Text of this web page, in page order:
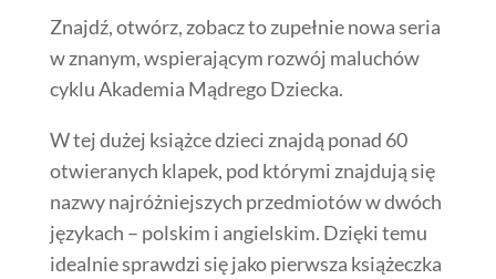
Znajdź, otwórz, zobacz to zupełnie nowa seria
w znanym, wspierającym rozwój maluchów
cyklu Akademia Mądrego Dziecka.
W tej dużej książce dzieci znajdą ponad 60
otwieranych klapek, pod którymi znajdują się
nazwy najróżniejszych przedmiotów w dwóch
językach – polskim i angielskim. Dzięki temu
idealnie sprawdzi się jako pierwsza książeczka